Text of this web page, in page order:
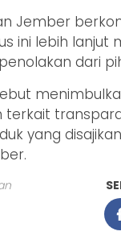
Jember
ini lebih lanjut
dari
terkait
yang